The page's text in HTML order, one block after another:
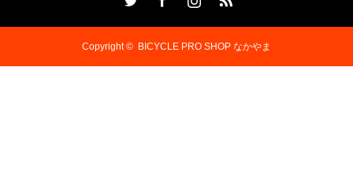
Copyright © BICYCLE PRO SHOP なかやま